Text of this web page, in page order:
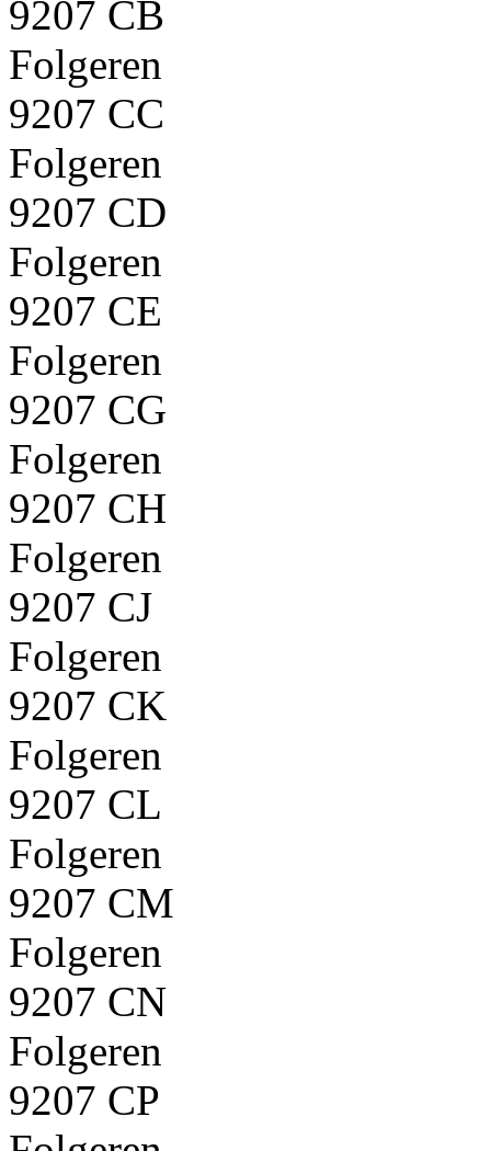
9207 CB
Folgeren
9207 CC
Folgeren
9207 CD
Folgeren
9207 CE
Folgeren
9207 CG
Folgeren
9207 CH
Folgeren
9207 CJ
Folgeren
9207 CK
Folgeren
9207 CL
Folgeren
9207 CM
Folgeren
9207 CN
Folgeren
9207 CP